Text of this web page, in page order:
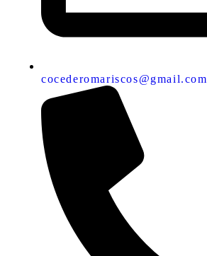
cocederomariscos@gmail.com